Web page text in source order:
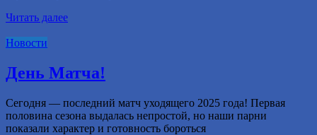
Читать далее
Новости
День Матча!
Сегодня — последний матч уходящего 2025 года! Первая
половина сезона выдалась непростой, но наши парни
показали характер и готовность бороться